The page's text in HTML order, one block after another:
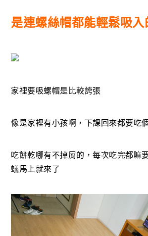
是連螺絲帽都能輕鬆吸
家裡要吸螺帽是比較誇張
像是家裡有小孩啊，下課回來都要吃
吃餅乾哪有不掉屑的，每次吃完都嘛
蟻馬上就來了